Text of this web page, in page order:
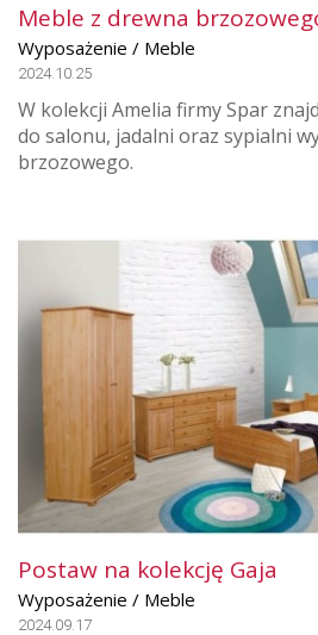
Meble z drewna
Wyposażenie / Meble
2024.10.25
W kolekcji Amelia firmy Spar
do salonu, jadalni oraz sypialni
brzozowego.
Postaw na kolekcję Gaja
Wyposażenie / Meble
2024.09.17